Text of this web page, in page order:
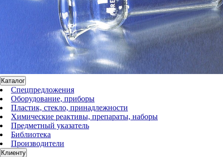
Каталог
Спецпредложения
Оборудование, приборы
Пластик, стекло, принадлежности
Химические реактивы, препараты, наборы
Предметный указатель
Библиотека
Производители
Клиенту